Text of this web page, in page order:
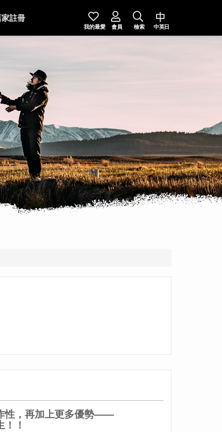
註冊
我的最愛 會員 檢索 中英日
性，再加上更多優勢——
！